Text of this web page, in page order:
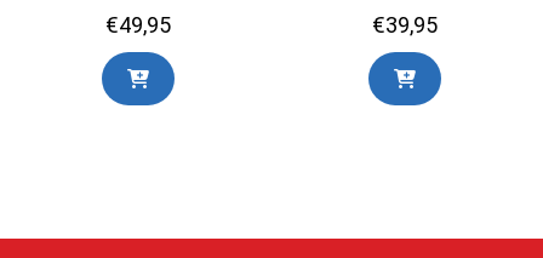
€49,95
€39,95